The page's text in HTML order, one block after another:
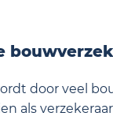
door veel
als